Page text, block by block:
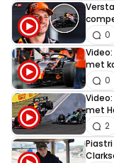
0
met
0
met
2